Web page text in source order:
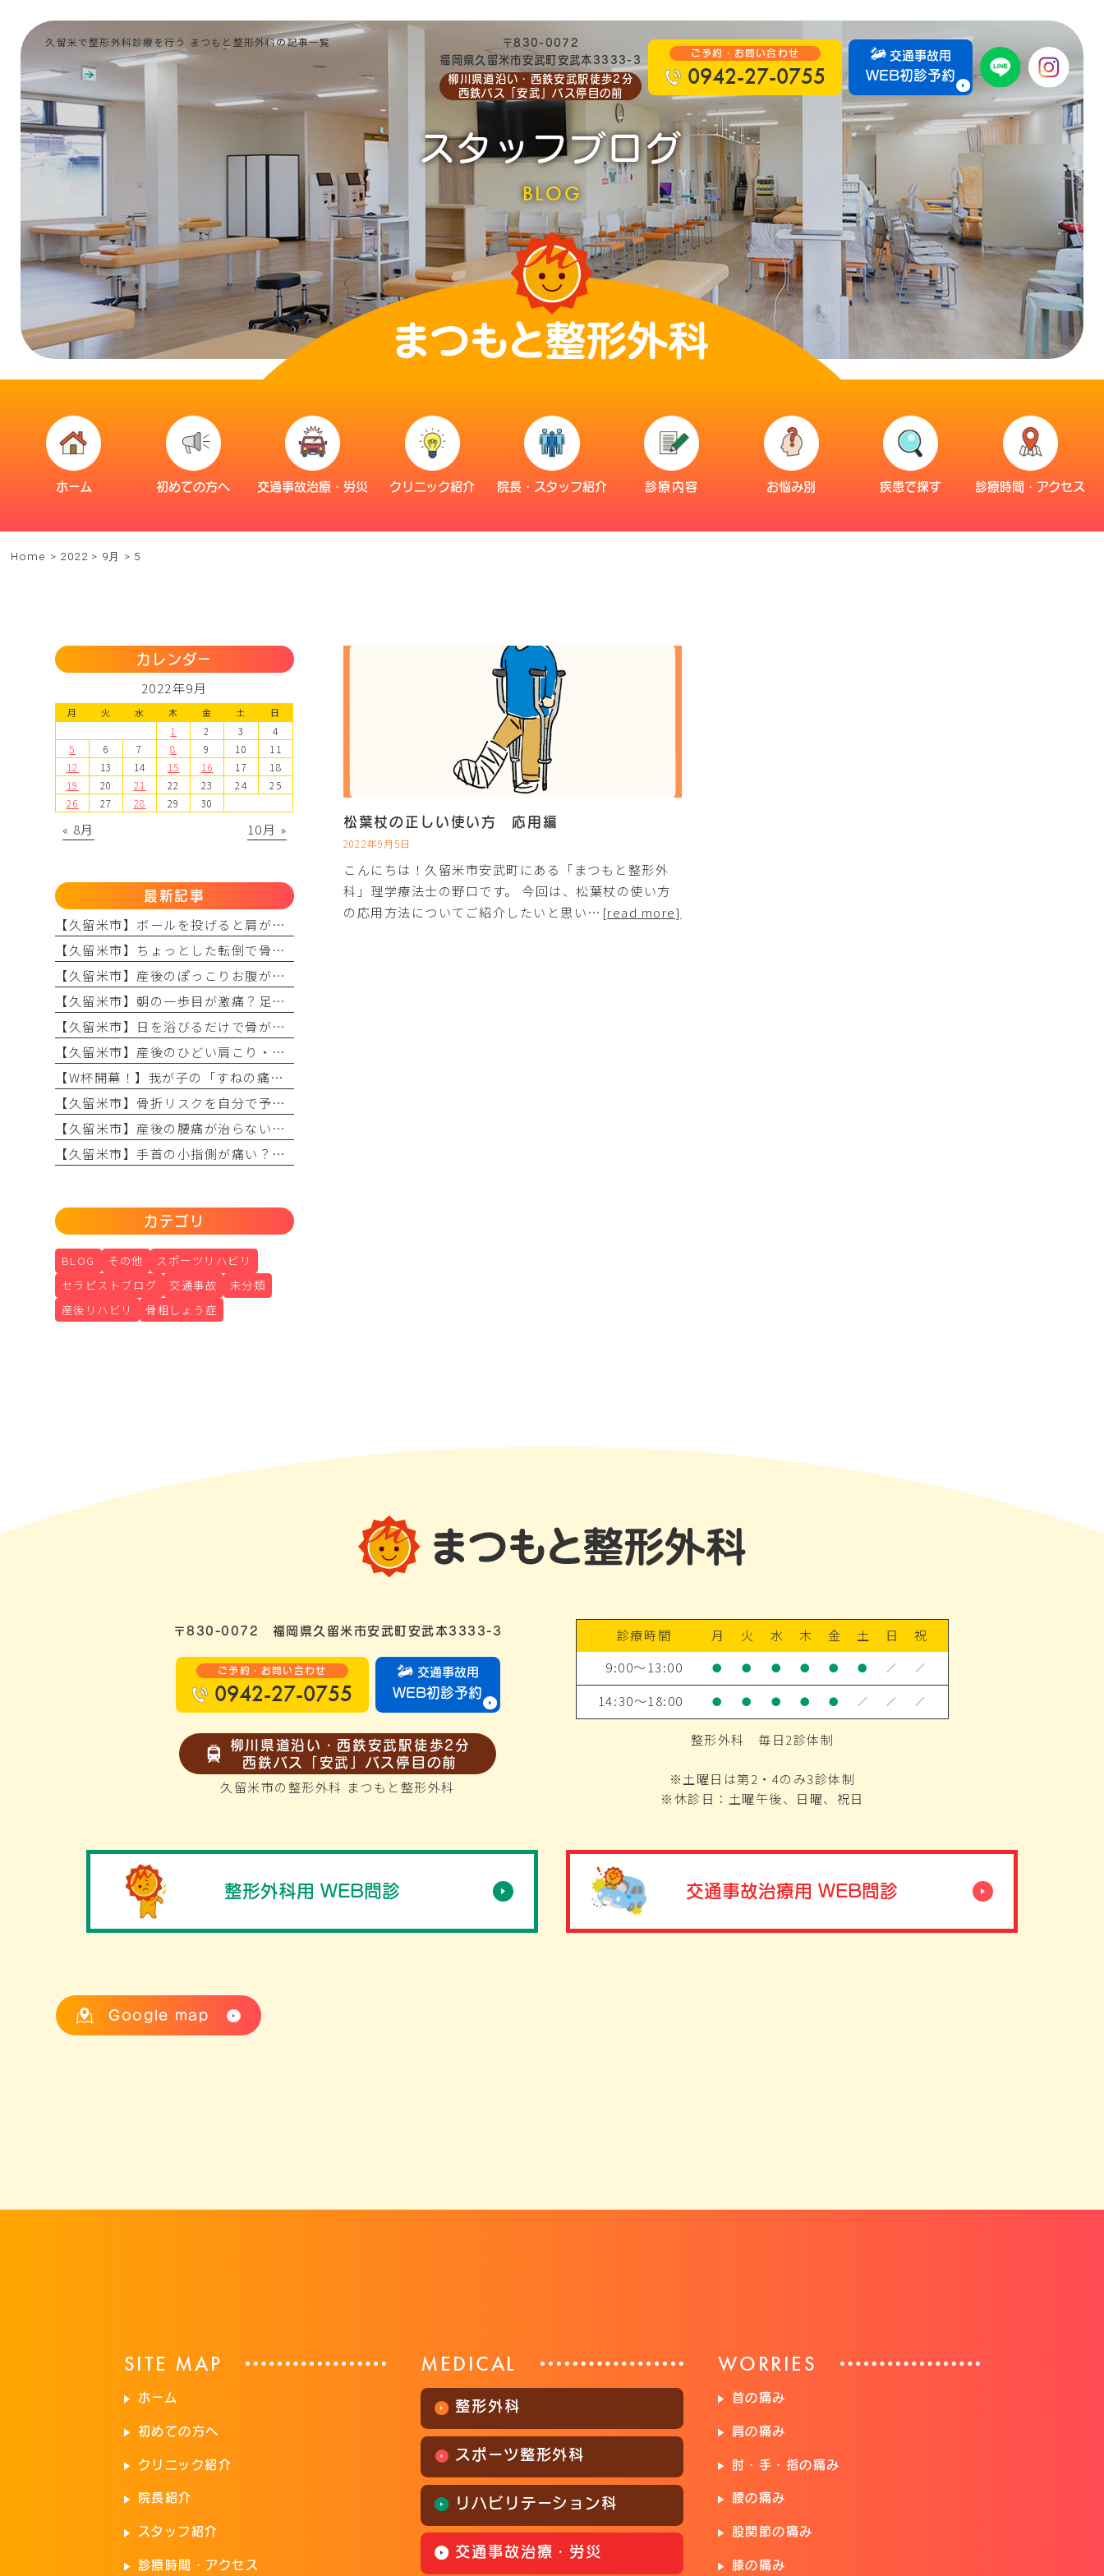
久留米で整形外科診療を行う まつもと整形外科の記事一覧
〒830-0072
福岡県久留米市安武町安武本3333-3
柳川県道沿い・西鉄安武駅徒歩2分
西鉄バス「安武」バス停目の前
ご予約・お問い合わせ
0942-27-0755
交通事故用
WEB初診予約
スタッフブログ
BLOG
ホーム 初めての方へ 交通事故治療・労災 クリニック紹介 院長・スタッフ紹介 診療内容 お悩み別 疾患で探す 診療時間・アクセス
Home > 2022 > 9月 > 5
松葉杖の正しい使い方 応用編
2022年9月5日
こんにちは！久留米市安武町にある「まつもと整形外
科」理学療法士の野口です。 今回は、松葉杖の使い方
の応用方法についてご紹介したいと思い… [read more]
カレンダー
2022年9月
月 火 水 木 金 土 日
1 2 3
4
5
6 7 8 9 10
11
12
13 14 15 16 17
18
19
20 21 22 23 24
25
26
27 28 29 30
« 8月 10月 »
最新記事
【久留米市】ボールを投げると肩が痛い？野球肩の原因・症状とまつもと整形外科のリハビリ
【久留米市】ちょっとした転倒で骨折？骨粗しょう症と転倒予防の関係を理学療法士が解説！
【久留米市】産後のぽっこりお腹が治らない？原因と理学療法士が教える改善リハビリ
【久留米市】朝の一歩目が激痛？足底腱膜炎の原因・予防策と整形外科でのリハビリ治療を解説！
【久留米市】日を浴びるだけで骨が強くなる？骨粗しょう症予防に欠かせない日光浴の重要性とリハビリのコツ
【久留米市】産後のひどい肩こり・頭痛に悩んでいませんか？理学療法士が教える根本原因とリハビリの重要性
【W杯開幕！】我が子の「すねの痛み」をただの成長痛で終わらせない
【久留米市】骨折リスクを自分で予測？「FRAX」の仕組みとまつもと整形外科での活用法
【久留米市】産後の腰痛が治らない原因は？理学療法士が教える骨盤ケアとリハビリの重要性
【久留米市】手首の小指側が痛い？TFCC損傷（三角線維軟骨複合体損傷）の正しい治療法とリハビリについて
カテゴリ
BLOG その他
スポーツリハビリ
セラピストブログ
交通事故
未分類
産後リハビリ
骨粗しょう症
〒830-0072 福岡県久留米市安武町安武本3333-3
ご予約・お問い合わせ
0942-27-0755
交通事故用
WEB初診予約
柳川県道沿い・西鉄安武駅徒歩2分
西鉄バス「安武」バス停目の前
久留米市の整形外科 まつもと整形外科
診療時間 月 火 水 木 金 土 日
祝
9:00～13:00
● ● ● ● ● ● ／ ／
14:30～18:00 ● ● ● ● ● ／ ／ ／
整形外科 毎日2診体制
※土曜日は第2・4のみ3診体制
※休診日：土曜午後、日曜、祝日
整形外科用 WEB問診 交通事故治療用 WEB問診
Google map
SITE MAP
ホーム
初めての方へ
クリニック紹介
院長紹介
スタッフ紹介
診療時間・アクセス
MEDICAL
整形外科
スポーツ整形外科
リハビリテーション科
交通事故治療・労災
WORRIES
首の痛み
肩の痛み
肘・手・指の痛み
腰の痛み
股関節の痛み
膝の痛み